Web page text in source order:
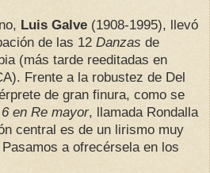
Luis Galve (1908-1995), llevó
de las 12 Danzas de
(más tarde reeditadas en
Frente a la robustez de Del
de gran finura, como se
en Re mayor, llamada Rondalla
central es de un lirismo muy
a ofrecérsela en los